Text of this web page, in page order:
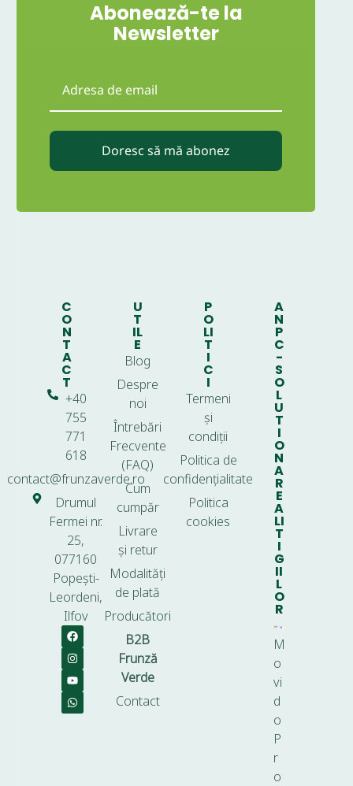
Abonează-te la
Newsletter
Doresc să mă abonez
C
O
N
T
A
C
T
+40
755
771
618
contact@frunzaverde.ro
Drumul
Fermei nr.
25,
077160
Popești-
Leordeni,
Ilfov
U
T
IL
E
Blog
Despre
noi
Întrebări
Frecvente
(FAQ)
Cum
cumpăr
Livrare
și retur
Modalități
de plată
Producători
B2B
Frunză
Verde
Contact
P
O
LI
T
I
C
I
Termeni
și
condiții
Politica de
confidențialitate
Politica
cookies
A
N
P
C
-
S
O
L
U
T
I
O
N
A
R
E
A
LI
T
I
G
II
L
O
R
M
o
vi
d
o
P
r
o